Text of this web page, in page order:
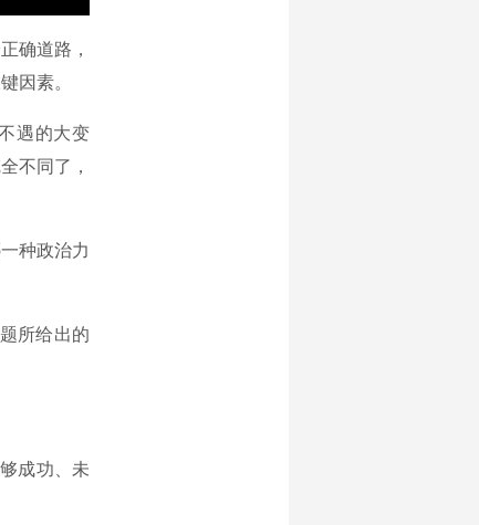
确道路，
因素。
遇的大变
不同了，
种政治力
所给出的
成功、未